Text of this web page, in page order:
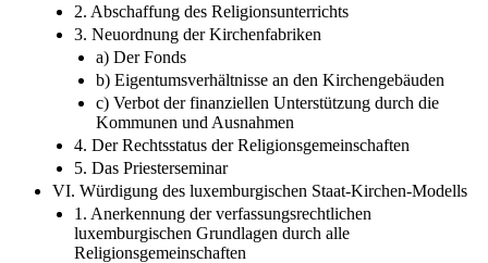
2. Abschaffung des Religionsunterrichts
3. Neuordnung der Kirchenfabriken
a) Der Fonds
b) Eigentumsverhältnisse an den Kirchengebäuden
c) Verbot der finanziellen Unterstützung durch die
Kommunen und Ausnahmen
4. Der Rechtsstatus der Religionsgemeinschaften
5. Das Priesterseminar
VI. Würdigung des luxemburgischen Staat-Kirchen-Modells
1. Anerkennung der verfassungsrechtlichen
luxemburgischen Grundlagen durch alle
Religionsgemeinschaften